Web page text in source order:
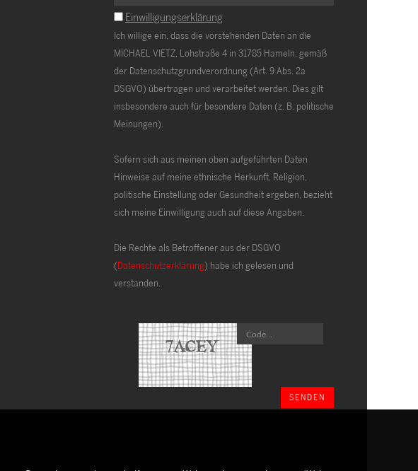
Einwilligungserklärung
Ich willige ein, dass die vorstehenden Daten an die
MICHAEL VIETZ, Lohstraße 4 in 31785 Hameln, gemäß
der Datenschutzgrundverordnung (Art. 9 Abs. 2a
DSGVO) übertragen und verarbeitet werden. Dies gilt
insbesondere auch für besondere Daten (z. B. politische
Meinungen).
Sofern sich aus meinen oben aufgeführten Daten
Hinweise auf meine ethnische Herkunft, Religion,
politische Einstellung oder Gesundheit ergeben, bezieht
sich meine Einwilligung auch auf diese Angaben.
Die Rechte als Betroffener aus der DSGVO
(Datenschutzerklärung) habe ich gelesen und
verstanden.
SENDEN